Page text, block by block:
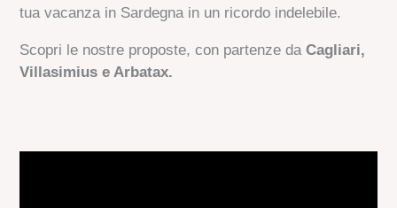
tua vacanza in Sardegna in un ricordo indelebile.
Scopri le nostre proposte, con partenze daCagliari,
Villasimius e Arbatax.